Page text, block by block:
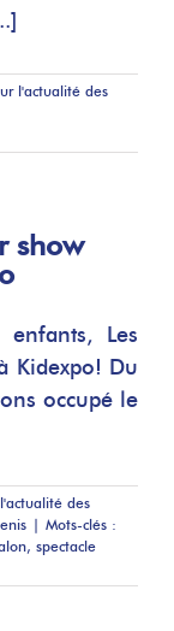
l'actualité des
show
Les
Kidexpo! Du
occupé le
des
| Mots-clés :
, spectacle